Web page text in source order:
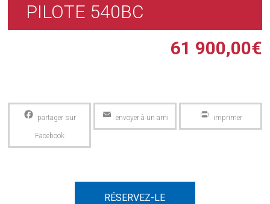
PILOTE 540BC
61 900,00€
Facebook Email PrintFriendly
RÉSERVEZ-LE